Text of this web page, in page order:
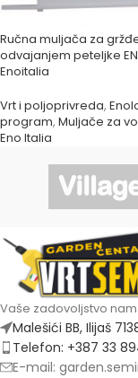
Ručna muljača za
odvajanjem peteljke
Enoitalia
Vrt i poljoprivreda,
program, Muljače za
Eno Italia
Vaše zadovoljstvo
Malešići BB, Ilijaš
Telefon: +387 33
E-mail: